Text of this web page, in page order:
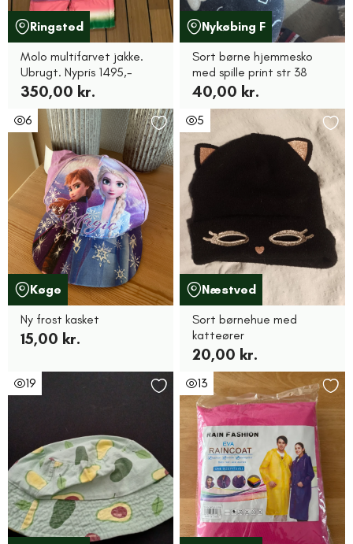
Ringsted
Molo multifarvet jakke.
Ubrugt. Nypris 1495,-
350,00 kr.
Nykøbing F
Sort børne hjemmesko
med spille print str 38
40,00 kr.
6
Køge
Ny frost kasket
15,00 kr.
5
Næstved
Sort børnehue med
katteører
20,00 kr.
19 13